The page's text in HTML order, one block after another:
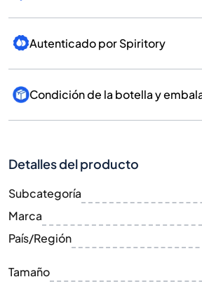
Autenticado por Spiritory
Condición de la botella y
Detalles del producto
Subcategoría
Marca
País/Región
Tamaño